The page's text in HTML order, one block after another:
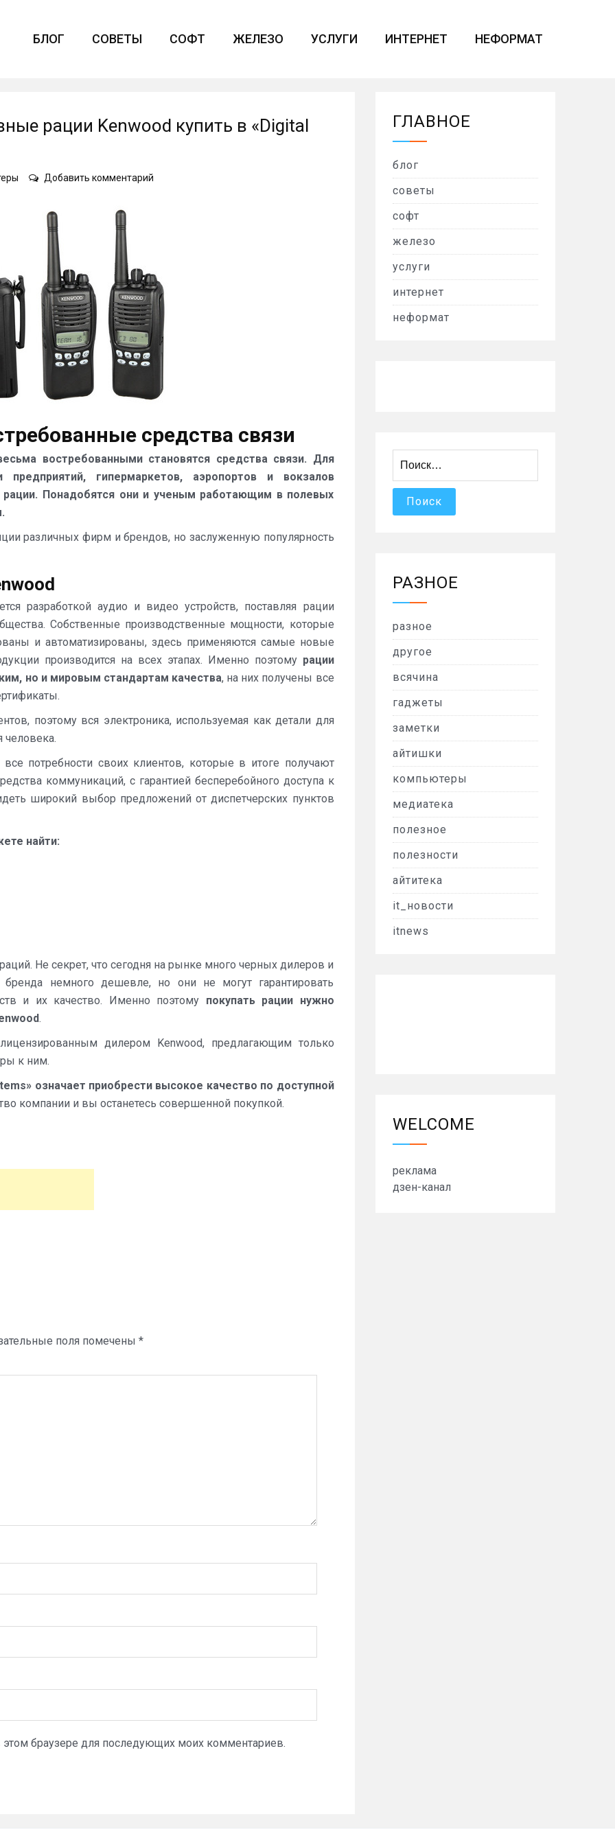
БЛОГ СОВЕТЫ СОФТ ЖЕЛЕЗО УСЛУГИ ИНТЕРНЕТ НЕФОРМАТ
рации Kenwood купить в «Digital
Добавить комментарий
в
«Digital
Radio
Systems»
средства связи
востребованными становятся средства связи. Для
гипермаркетов, аэропортов и вокзалов
Понадобятся они и ученым работающим в полевых
различных фирм и брендов, но заслуженную популярность
разработкой аудио и видео устройств, поставляя рации
Собственные производственные мощности, которые
и автоматизированы, здесь применяются самые новые
производится на всех этапах. Именно поэтому рации
но и мировым стандартам качества, на них получены все
поэтому вся электроника, используемая как детали для
человека.
потребности своих клиентов, которые в итоге получают
коммуникаций, с гарантией бесперебойного доступа к
широкий выбор предложений от диспетчерских пунктов
найти:
Не секрет, что сегодня на рынке много черных дилеров и
немного дешевле, но они не могут гарантировать
и их качество. Именно поэтому покупать рации нужно
.
дилером Kenwood, предлагающим только
к ним.
означает приобрести высокое качество по доступной
компании и вы останетесь совершенной покупкой.
поля помечены *
этом браузере для последующих моих комментариев.
ГЛАВНОЕ
блог
советы
софт
железо
услуги
интернет
неформат
РАЗНОЕ
разное
другое
всячина
гаджеты
заметки
айтишки
компьютеры
медиатека
полезное
полезности
айтитека
it_новости
itnews
WELCOME
реклама
дзен-канал